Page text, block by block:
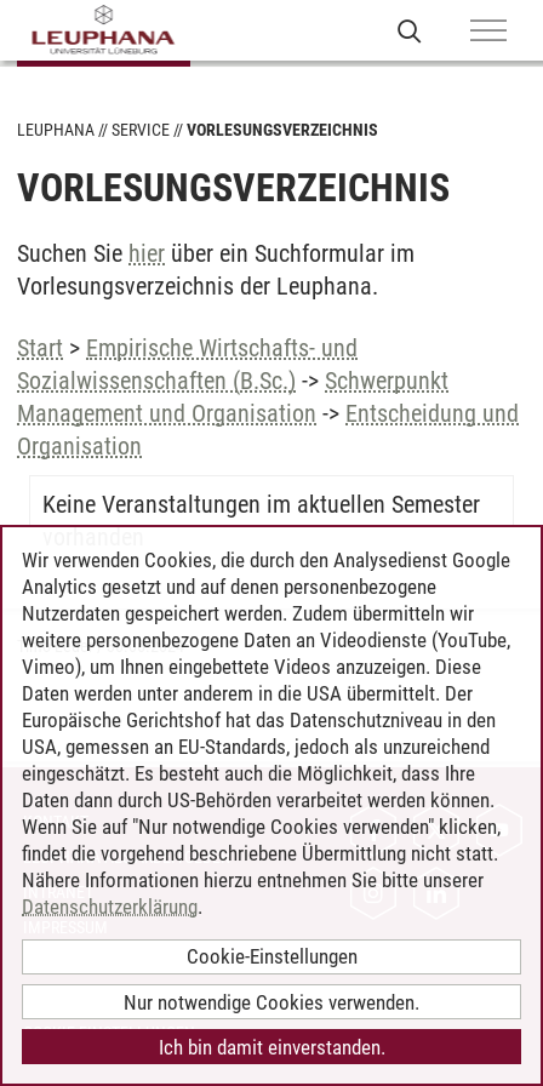
LEUPHANA SERVICE VORLESUNGSVERZEICHNIS
VORLESUNGSVERZEICHNIS
Suchen Sie hier über ein Suchformular im
Vorlesungsverzeichnis der Leuphana.
Start > Empirische Wirtschafts- und
Sozialwissenschaften (B.Sc.) -> Schwerpunkt
Management und Organisation -> Entscheidung und
Organisation
Keine Veranstaltungen im aktuellen Semester
vorhanden
Timo Leder/30.06.2024
KONTAKT
LEUPHANA ALS ARBEITGEBER
INTRANET
BARRIEREFREIHEIT
COOKIE-EINSTELLUNGEN
Wir verwenden Cookies, die durch den Analysedienst Google
Analytics gesetzt und auf denen personenbezogene
Nutzerdaten gespeichert werden. Zudem übermitteln wir
weitere personenbezogene Daten an Videodienste (YouTube,
Vimeo), um Ihnen eingebettete Videos anzuzeigen. Diese
Daten werden unter anderem in die USA übermittelt. Der
Europäische Gerichtshof hat das Datenschutzniveau in den
USA, gemessen an EU-Standards, jedoch als unzureichend
eingeschätzt. Es besteht auch die Möglichkeit, dass Ihre
Daten dann durch US-Behörden verarbeitet werden können.
Wenn Sie auf "Nur notwendige Cookies verwenden" klicken,
findet die vorgehend beschriebene Übermittlung nicht statt.
Nähere Informationen hierzu entnehmen Sie bitte unserer
Datenschutzerklärung.
Cookie-Einstellungen
Nur notwendige Cookies verwenden.
Ich bin damit einverstanden.